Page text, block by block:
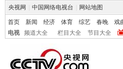
央视网 中国网络电视台 网站地图
首页 新闻 经济 体育 综艺 春晚 戏
电视
频道大全 栏目大全 节目大全